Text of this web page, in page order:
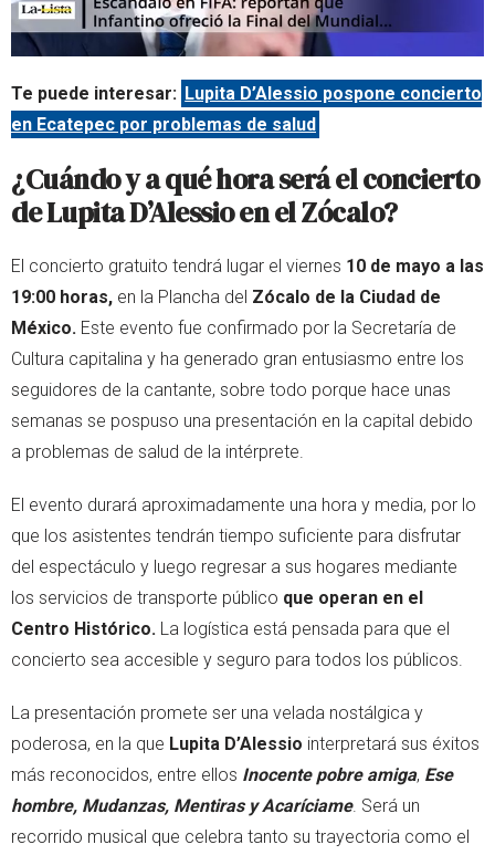
Te puede interesar: Lupita D’Alessio pospone concierto
en Ecatepec por problemas de salud
¿Cuándo y a qué hora será el concierto
de Lupita D’Alessio en el Zócalo?
El concierto gratuito tendrá lugar el viernes 10 de mayo a las
19:00 horas, en la Plancha del Zócalo de la Ciudad de
México. Este evento fue confirmado por la Secretaría de
Cultura capitalina y ha generado gran entusiasmo entre los
seguidores de la cantante, sobre todo porque hace unas
semanas se pospuso una presentación en la capital debido
a problemas de salud de la intérprete.
El evento durará aproximadamente una hora y media, por lo
que los asistentes tendrán tiempo suficiente para disfrutar
del espectáculo y luego regresar a sus hogares mediante
los servicios de transporte público que operan en el
Centro Histórico. La logística está pensada para que el
concierto sea accesible y seguro para todos los públicos.
La presentación promete ser una velada nostálgica y
poderosa, en la que Lupita D’Alessio interpretará sus éxitos
más reconocidos, entre ellos Inocente pobre amiga, Ese
hombre, Mudanzas, Mentiras y Acaríciame. Será un
recorrido musical que celebra tanto su trayectoria como el